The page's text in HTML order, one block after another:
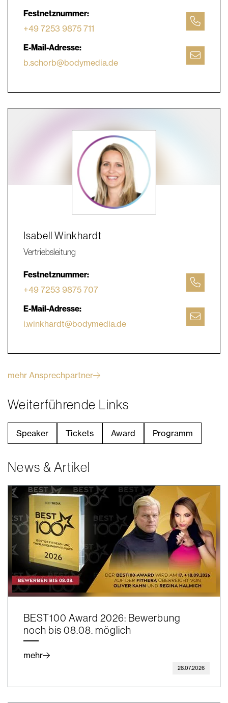
Festnetznummer:
+49 7253 9875 711
E-Mail-Adresse:
b.schorb@bodymedia.de
Isabell Winkhardt
Vertriebsleitung
Festnetznummer:
+49 7253 9875 707
E-Mail-Adresse:
i.winkhardt@bodymedia.de
mehr Ansprechpartner
Weiterführende Links
Speaker Tickets Award Programm
News & Artikel
BEST100 Award 2026: Bewerbung
noch bis 08.08. möglich
mehr
28.07.2026